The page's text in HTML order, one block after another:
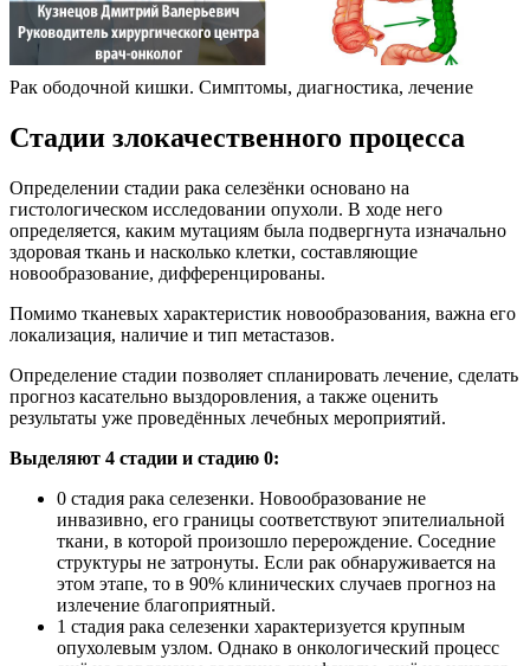
Рак ободочной кишки. Симптомы, диагностика, лечение
Стадии злокачественного процесса
Определении стадии рака селезёнки основано на
гистологическом исследовании опухоли. В ходе него
определяется, каким мутациям была подвергнута изначально
здоровая ткань и насколько клетки, составляющие
новообразование, дифференцированы.
Помимо тканевых характеристик новообразования, важна его
локализация, наличие и тип метастазов.
Определение стадии позволяет спланировать лечение, сделать
прогноз касательно выздоровления, а также оценить
результаты уже проведённых лечебных мероприятий.
Выделяют 4 стадии и стадию 0:
0 стадия рака селезенки. Новообразование не
инвазивно, его границы соответствуют эпителиальной
ткани, в которой произошло перерождение. Соседние
структуры не затронуты. Если рак обнаруживается на
этом этапе, то в 90% клинических случаев прогноз на
излечение благоприятный.
1 стадия рака селезенки характеризуется крупным
опухолевым узлом. Однако в онкологический процесс